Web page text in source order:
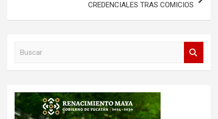
CREDENCIALES TRAS COMICIOS
r